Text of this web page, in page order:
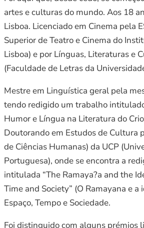
artes e culturas do mundo. Aos 18
Lisboa. Licenciado em Cinema pela
Superior de Teatro e Cinema do
Lisboa) e por Línguas, Literaturas e
(Faculdade de Letras da
Mestre em Linguística geral pela
tendo redigido um trabalho
Humor e Língua na Literatura do
Doutorando em Estudos de Cultura
de Ciências Humanas) da UCP
Portuguesa), onde se encontra a
intitulada “The Ramaya?a and the
Time and Society” (O Ramayana e a
Espaço, Tempo e Sociedade.
Foi distinguido com alguns prémios